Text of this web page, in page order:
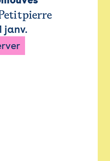
janv.